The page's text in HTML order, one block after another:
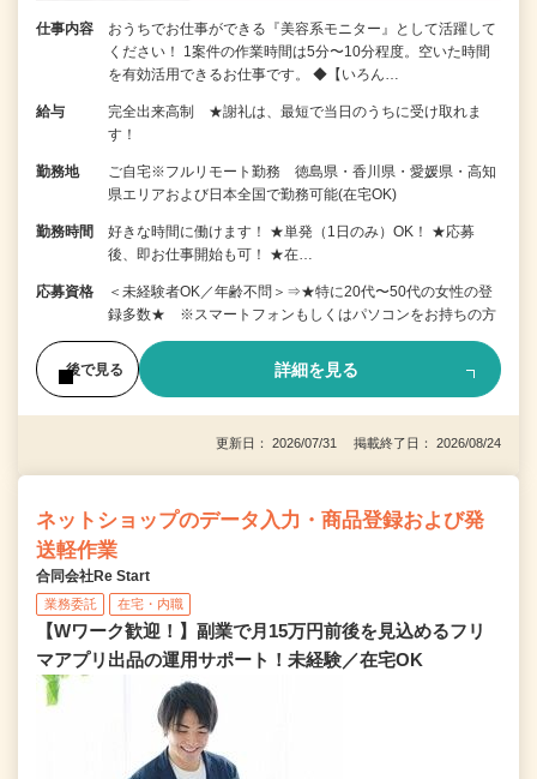
仕事内容
おうちでお仕事ができる『美容系モニター』として活躍して
ください！ 1案件の作業時間は5分〜10分程度。空いた時間
を有効活用できるお仕事です。 ◆【いろん…
給与
完全出来高制 ★謝礼は、最短で当日のうちに受け取れま
す！
勤務地
ご自宅※フルリモート勤務 徳島県・香川県・愛媛県・高知
県エリアおよび日本全国で勤務可能(在宅OK)
勤務時間
好きな時間に働けます！ ★単発（1日のみ）OK！ ★応募
後、即お仕事開始も可！ ★在…
応募資格
＜未経験者OK／年齢不問＞⇒★特に20代〜50代の女性の登
録多数★ ※スマートフォンもしくはパソコンをお持ちの方
後で見る 詳細を見る
更新日： 2026/07/31 掲載終了日： 2026/08/24
ネットショップのデータ入力・商品登録および発
送軽作業
合同会社Re Start
業務委託 在宅・内職
【Wワーク歓迎！】副業で月15万円前後を見込めるフリ
マアプリ出品の運用サポート！未経験／在宅OK